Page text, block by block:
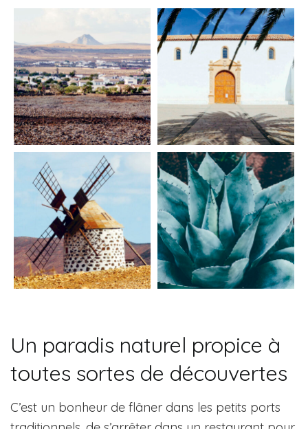
Un paradis naturel propice à
toutes sortes de découvertes
C’est un bonheur de flâner dans les petits ports